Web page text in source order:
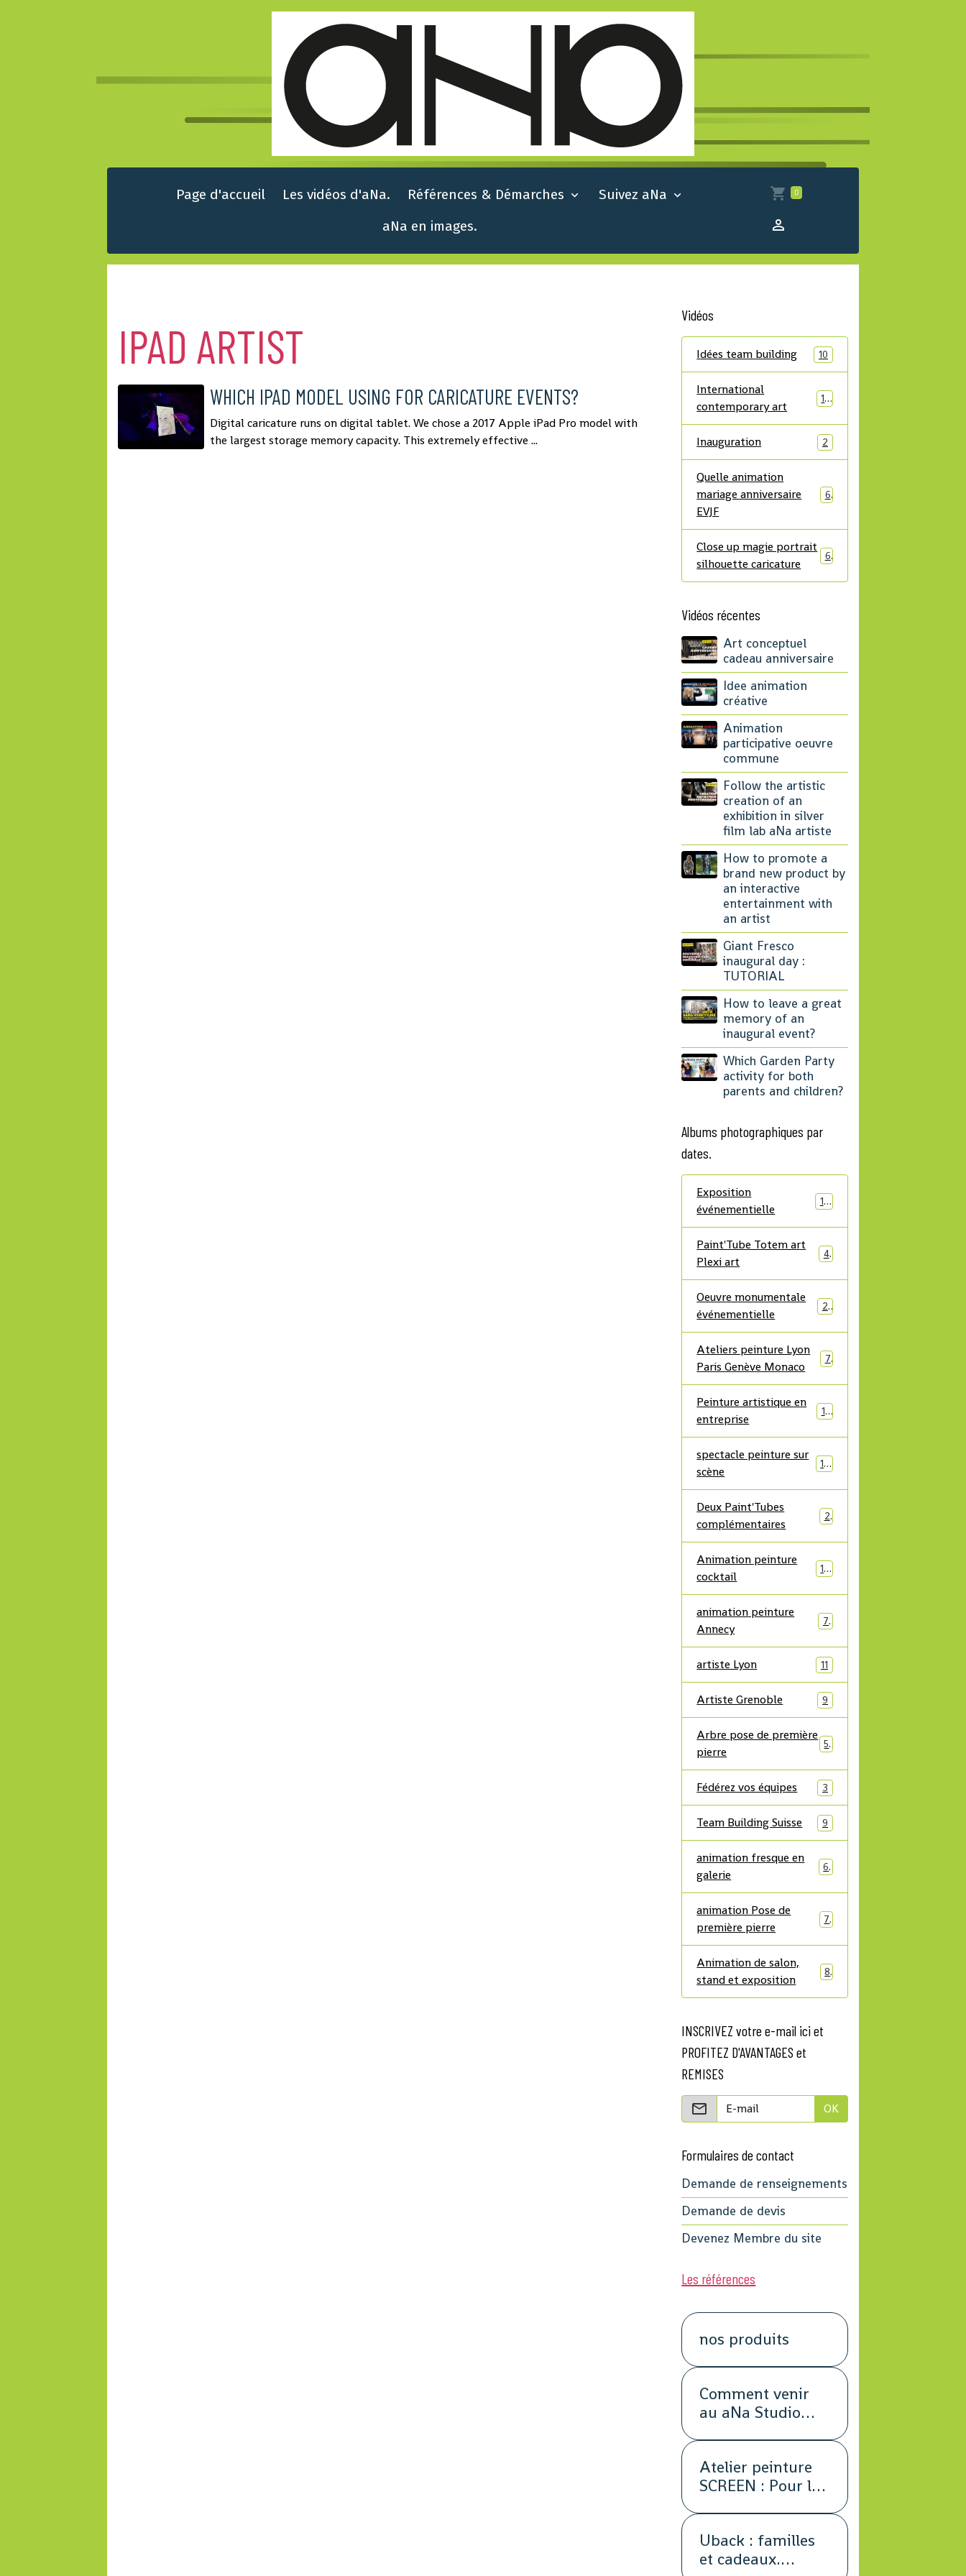
Page d'accueil Les vidéos d'aNa. Références & Démarches
Suivez aNa
aNa en images.
0
IPAD ARTIST
WHICH IPAD MODEL USING FOR CARICATURE EVENTS?
Digital caricature runs on digital tablet. We chose a 2017 Apple iPad Pro model with
the largest storage memory capacity. This extremely effective ...
Vidéos
Idées team building 10
International
contemporary art
14
Inauguration 2
Quelle animation
mariage anniversaire
EVJF
6
Close up magie portrait
silhouette caricature
6
Vidéos récentes
Art conceptuel
cadeau anniversaire
Idee animation
créative
Animation
participative oeuvre
commune
Follow the artistic
creation of an
exhibition in silver
film lab aNa artiste
How to promote a
brand new product by
an interactive
entertainment with
an artist
Giant Fresco
inaugural day :
TUTORIAL
How to leave a great
memory of an
inaugural event?
Which Garden Party
activity for both
parents and children?
Albums photographiques par
dates.
Exposition
événementielle
12
Paint'Tube Totem art
Plexi art
4
Oeuvre monumentale
événementielle
21
Ateliers peinture Lyon
Paris Genève Monaco
7
Peinture artistique en
entreprise
17
spectacle peinture sur
scène
19
Deux Paint'Tubes
complémentaires
2
Animation peinture
cocktail
10
animation peinture
Annecy
7
artiste Lyon 11
Artiste Grenoble 9
Arbre pose de première
pierre
5
Fédérez vos équipes 3
Team Building Suisse 9
animation fresque en
galerie
6
animation Pose de
première pierre
7
Animation de salon,
stand et exposition
8
INSCRIVEZ votre e-mail ici et
PROFITEZ D'AVANTAGES et
REMISES
OK
Formulaires de contact
Demande de renseignements
Demande de devis
Devenez Membre du site
Les références
nos produits
Comment venir
au aNa Studio
Atelier peinture
SCREEN : Pour les
animation,
séminaire,
Uback : familles
et cadeaux.